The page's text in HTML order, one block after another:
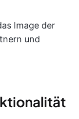
Image der
und